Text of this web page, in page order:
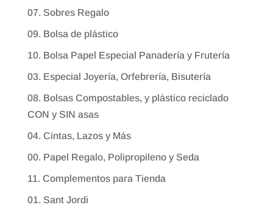
07. Sobres Regalo
09. Bolsa de plástico
10. Bolsa Papel Especial Panadería y Frutería
03. Especial Joyería, Orfebrería, Bisutería
08. Bolsas Compostables, y plástico reciclado
CON y SIN asas
04. Cintas, Lazos y Más
00. Papel Regalo, Polipropileno y Seda
11. Complementos para Tienda
01. Sant Jordi